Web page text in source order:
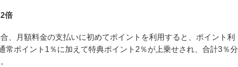
2倍
、月額料金の支払いに初めてポイントを利用すると、ポイント利
常ポイント1％に加えて特典ポイント2％が上乗せされ、合計3％分